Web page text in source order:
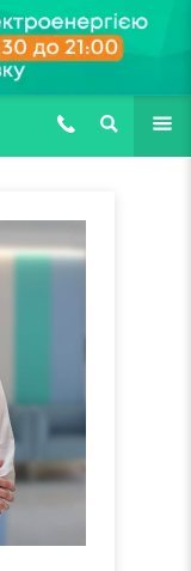
(067) 127-03-03
ПОШУК ЩЕ